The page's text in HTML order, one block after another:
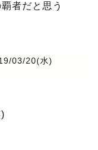
者だと思う
03/20(水)